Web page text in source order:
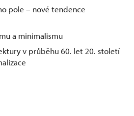
pole – nové tendence
a minimalismu
v průběhu 60. let 20. století